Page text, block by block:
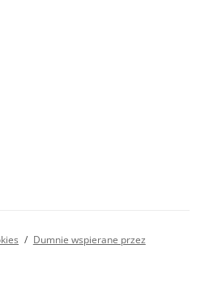
Dumnie wspierane przez